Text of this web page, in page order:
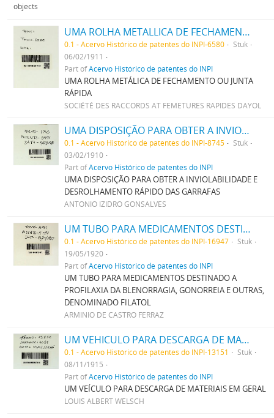
objects
UMA ROLHA METALLICA DE FECHAMENTO OU JUNTA RAPIDA
0.1 - Acervo Histórico de patentes do INPI-6580
Stuk
06/02/1911
Part ofAcervo Histórico de patentes do INPI
UMA ROLHA METÁLICA DE FECHAMENTO OU JUNTA
RÁPIDA
SOCIÉTÉ DES RACCORDS AT FEMETURES RAPIDES DAYOL
UMA DISPOSIÇÃO PARA OBTER A INVIOLABILIDADE E DESROLHAMENTO RAPIDO DAS GARRAFAS
0.1 - Acervo Histórico de patentes do INPI-8745
Stuk
03/02/1910
Part ofAcervo Histórico de patentes do INPI
UMA DISPOSIÇÃO PARA OBTER A INVIOLABILIDADE E
DESROLHAMENTO RÁPIDO DAS GARRAFAS
ANTONIO IZIDRO GONSALVES
UM TUBO PARA MEDICAMENTOS DESTINADO A PROPHYLAXIA DA BLENORRHAGIA, GONORRHEIA E OUTRAS, DENOMINADO FILATTOL
0.1 - Acervo Histórico de patentes do INPI-16947
Stuk
19/05/1920
Part ofAcervo Histórico de patentes do INPI
UM TUBO PARA MEDICAMENTOS DESTINADO A
PROFILAXIA DA BLENORRAGIA, GONORREIA E OUTRAS,
DENOMINADO FILATOL
ARMINIO DE CASTRO FERRAZ
UM VEHICULO PARA DESCARGA DE MATERIAES EM GERAL
0.1 - Acervo Histórico de patentes do INPI-13151
Stuk
08/11/1915
Part ofAcervo Histórico de patentes do INPI
UM VEÍCULO PARA DESCARGA DE MATERIAIS EM GERAL
LOUIS ALBERT WELSCH